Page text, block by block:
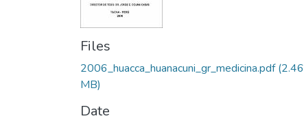
Files
2006_huacca_huanacuni_gr_medicina.pdf(2.46
MB)
Date